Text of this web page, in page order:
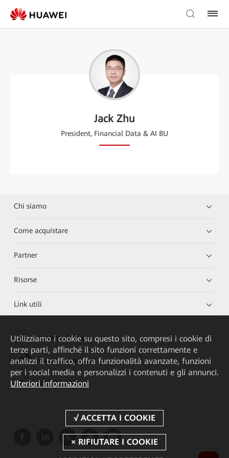
Jack Zhu
President, Financial Data & AI BU
Chi siamo
Come acquistare
Partner
Risorse
Link utili
HUAWEI eKit App
Huawei HiKnow App
HUAWEI eFly App
Utilizziamo i cookie su questo sito, compresi i cookie di
terze parti, affinché il sito funzioni correttamente e
analizzi il traffico, offra funzionalità avanzate, funzioni
per i social media e personalizzi i contenuti e gli annunci.
Ulteriori informazioni